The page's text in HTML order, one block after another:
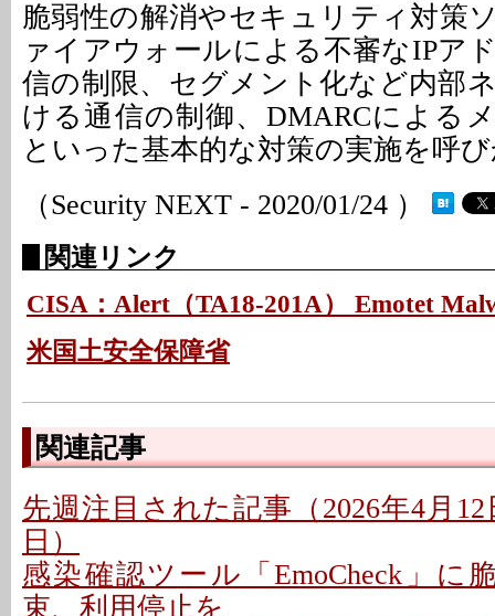
脆弱性の解消やセキュリティ対策
ァイアウォールによる不審なIPア
信の制限、セグメント化など内部
ける通信の制御、DMARCによる
といった基本的な対策の実施を呼
（Security NEXT - 2020/01/24 ）
関連リンク
CISA：Alert（TA18-201A） Emotet
米国土安全保障省
関連記事
先週注目された記事（2026年4月12
日）
感染確認ツール「EmoCheck」に
束、利用停止を